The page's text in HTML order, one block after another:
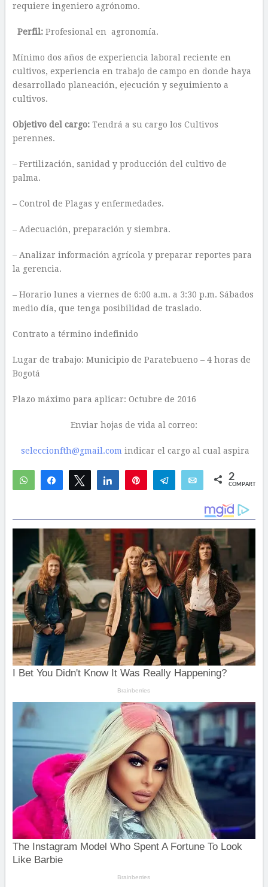
requiere ingeniero agrónomo.
Perfil:Profesional en agronomía.
Mínimo dos años de experiencia laboral reciente en
cultivos, experiencia en trabajo de campo en donde haya
desarrollado planeación, ejecución y seguimiento a
cultivos.
Objetivo del cargo: Tendrá a su cargo los Cultivos
perennes.
– Fertilización, sanidad y producción del cultivo de
palma.
– Control de Plagas y enfermedades.
– Adecuación, preparación y siembra.
– Analizar información agrícola y preparar reportes para
la gerencia.
– Horario lunes a viernes de 6:00 a.m. a 3:30 p.m. Sábados
medio día, que tenga posibilidad de traslado.
Contrato a término indefinido
Lugar de trabajo: Municipio de Paratebueno – 4 horas de
Bogotá
Plazo máximo para aplicar: Octubre de 2016
Enviar hojas de vida al correo:
seleccionfth@gmail.com indicar el cargo al cual aspira
WhatsAppCompartirTwittear Compartir Telegram Email 2
COMPARTIR